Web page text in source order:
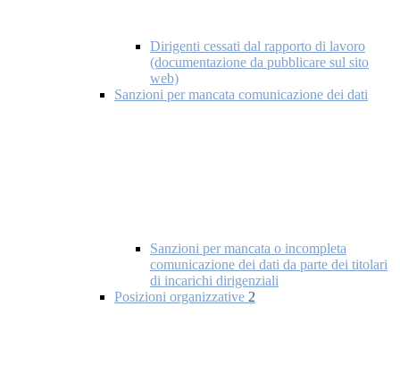
Dirigenti cessati dal rapporto di lavoro
(documentazione da pubblicare sul sito
web)
Sanzioni per mancata comunicazione dei dati
Sanzioni per mancata o incompleta
comunicazione dei dati da parte dei titolari
di incarichi dirigenziali
Posizioni organizzative 2